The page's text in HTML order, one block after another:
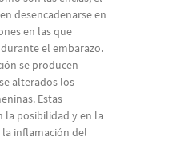
desencadenarse en
en las que
el embarazo.
se producen
alterados los
Estas
la posibilidad y en la
la inflamación del